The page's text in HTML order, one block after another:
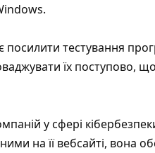
тестування
їх поступово,
у сфері
на її вебсайті, вона